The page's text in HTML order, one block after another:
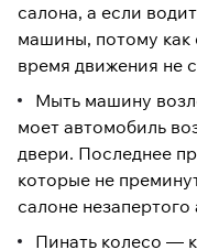
салона, а если
машины, потому как
время движения не
Мыть машину
моет автомобиль
двери. Последнее
которые не
салоне незапертого
Пинать колесо —